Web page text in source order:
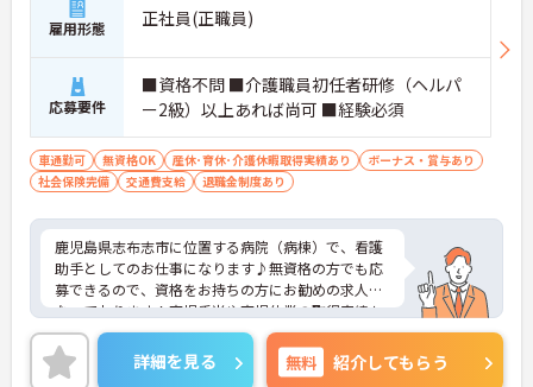
雇用形態 正社員(正職員)
応募要件
■資格不問 ■介護職員初任者研修（ヘルパ
ー2級）以上あれば尚可 ■経験必須
車通勤可 無資格OK 産休･育休･介護休暇取得実績あり
ボーナス・賞与あり
社会保険完備
交通費支給 退職金制度あり
鹿児島県志布志市に位置する病院（病棟）で、看護
助手としてのお仕事になります♪無資格の方でも応
募できるので、資格をお持ちの方にお勧めの求人と
なっております！育児手当や育児休業の取得実績も
あるので、お子様がいらっしゃる方は安心してお仕
事できます！ご興味ある方は面接ポイントをお伝え
しますので、お気軽にお問い合わせください♪
詳細を見る 無料 紹介してもらう